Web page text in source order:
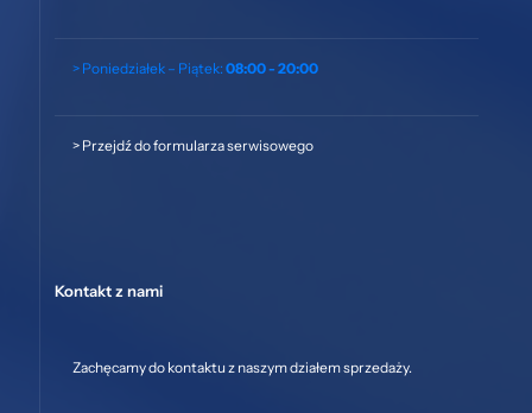
> Poniedziałek – Piątek: 08:00 - 20:00
> Przejdź do formularza serwisowego
Kontakt z nami
Zachęcamy do kontaktu z naszym działem sprzedaży.